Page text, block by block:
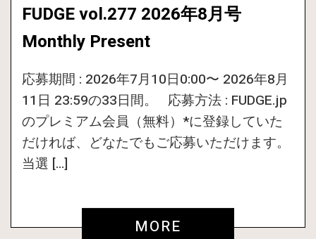
FUDGE vol.277 2026年8月号
Monthly Present
応募期間 : 2026年7月10日0:00〜 2026年8月
11日 23:59の33日間。 応募方法 : FUDGE.jp
のプレミアム会員（無料）*に登録していた
だければ、どなたでもご応募いただけます。
当選 […]
MORE